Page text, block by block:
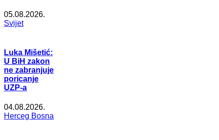
05.08.2026.
Svijet
Luka Mišetić:
U BiH zakon
ne zabranjuje
poricanje
UZP-a
04.08.2026.
Herceg Bosna